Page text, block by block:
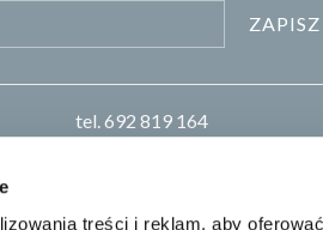
treści i reklam, aby
ZAPISZ
tel.692 819 164
pn-pt 8:00-16:00